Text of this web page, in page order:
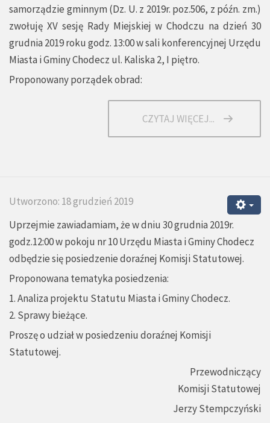
samorządzie gminnym (Dz. U. z 2019r. poz.506, z późn. zm.)
zwołuję XV sesję Rady Miejskiej w Chodczu na dzień 30
grudnia 2019 roku godz. 13:00 w sali konferencyjnej Urzędu
Miasta i Gminy Chodecz ul. Kaliska 2, I piętro.
Proponowany porządek obrad:
CZYTAJ WIĘCEJ...
Utworzono: 18 grudzień 2019
Uprzejmie zawiadamiam, że w dniu 30 grudnia 2019r.
godz.12:00 w pokoju nr 10 Urzędu Miasta i Gminy Chodecz
odbędzie się posiedzenie doraźnej Komisji Statutowej.
Proponowana tematyka posiedzenia:
1. Analiza projektu Statutu Miasta i Gminy Chodecz.
2. Sprawy bieżące.
Proszę o udział w posiedzeniu doraźnej Komisji
Statutowej.
Przewodniczący
Komisji Statutowej
Jerzy Stempczyński